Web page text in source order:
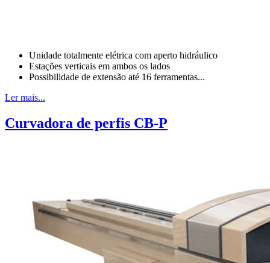
Unidade totalmente elétrica com aperto hidráulico
Estações verticais em ambos os lados
Possibilidade de extensão até 16 ferramentas...
Ler mais...
Curvadora de perfis CB-P